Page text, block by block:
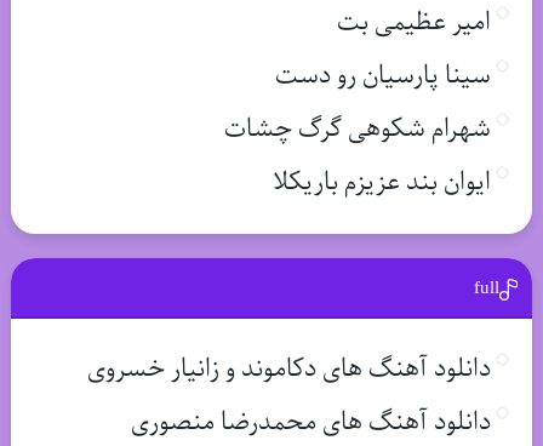
امیر عظیمی بت
سینا پارسیان رو دست
شهرام شکوهی گرگ چشات
ایوان بند عزیزم باریکلا
full
دانلود آهنگ های دکاموند و زانیار خسروی
دانلود آهنگ های محمدرضا منصوری